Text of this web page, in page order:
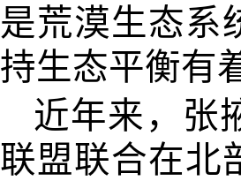
是荒漠生态系
持生态平衡有
近年来，张
联盟联合在北